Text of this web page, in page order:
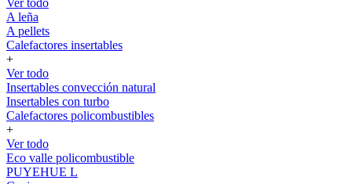
Ver todo
A leña
A pellets
Calefactores insertables
+
Ver todo
Insertables convección natural
Insertables con turbo
Calefactores policombustibles
+
Ver todo
Eco valle policombustible
PUYEHUE L